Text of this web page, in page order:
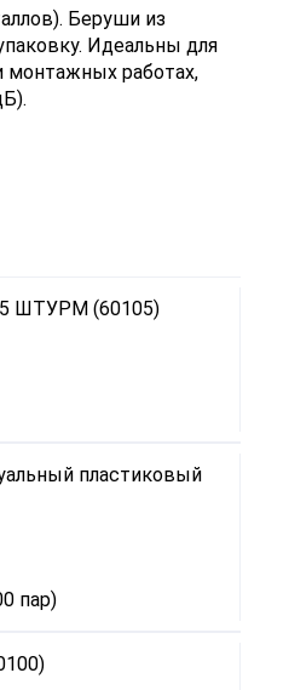
Беруши из
Идеальны для
монтажных работах,
пар)